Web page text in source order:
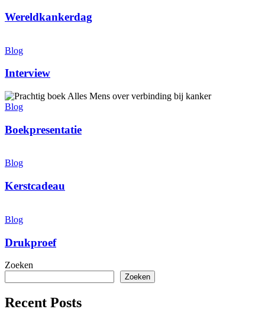
Wereldkankerdag
Blog
Interview
Boekpresentatie
Blog
Boekpresentatie
Blog
Kerstcadeau
Blog
Drukproef
Zoeken
Zoeken
Recent Posts